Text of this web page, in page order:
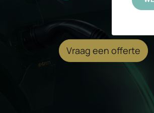
Vraag een offerte